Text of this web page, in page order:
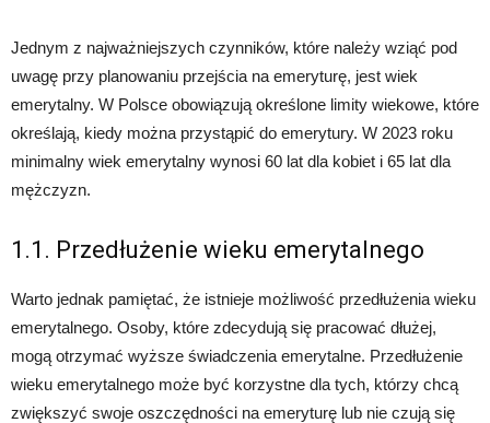
Jednym z najważniejszych czynników, które należy wziąć pod
uwagę przy planowaniu przejścia na emeryturę, jest wiek
emerytalny. W Polsce obowiązują określone limity wiekowe, które
określają, kiedy można przystąpić do emerytury. W 2023 roku
minimalny wiek emerytalny wynosi 60 lat dla kobiet i 65 lat dla
mężczyzn.
1.1. Przedłużenie wieku emerytalnego
Warto jednak pamiętać, że istnieje możliwość przedłużenia wieku
emerytalnego. Osoby, które zdecydują się pracować dłużej,
mogą otrzymać wyższe świadczenia emerytalne. Przedłużenie
wieku emerytalnego może być korzystne dla tych, którzy chcą
zwiększyć swoje oszczędności na emeryturę lub nie czują się